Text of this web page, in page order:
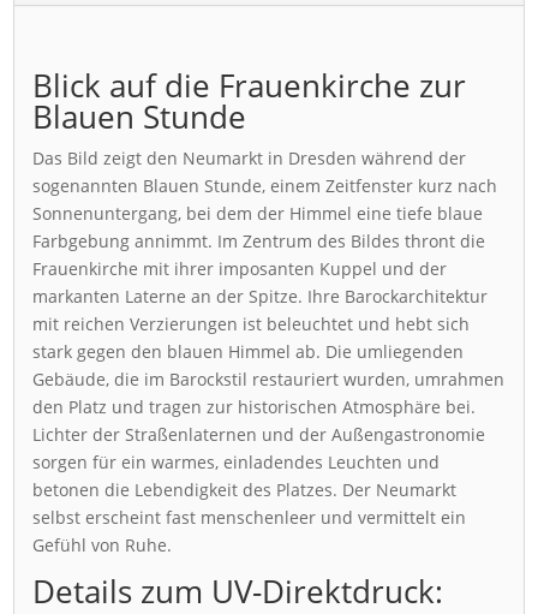
Blick auf die Frauenkirche zur
Blauen Stunde
Das Bild zeigt den Neumarkt in Dresden während der
sogenannten Blauen Stunde, einem Zeitfenster kurz nach
Sonnenuntergang, bei dem der Himmel eine tiefe blaue
Farbgebung annimmt. Im Zentrum des Bildes thront die
Frauenkirche mit ihrer imposanten Kuppel und der
markanten Laterne an der Spitze. Ihre Barockarchitektur
mit reichen Verzierungen ist beleuchtet und hebt sich
stark gegen den blauen Himmel ab. Die umliegenden
Gebäude, die im Barockstil restauriert wurden, umrahmen
den Platz und tragen zur historischen Atmosphäre bei.
Lichter der Straßenlaternen und der Außengastronomie
sorgen für ein warmes, einladendes Leuchten und
betonen die Lebendigkeit des Platzes. Der Neumarkt
selbst erscheint fast menschenleer und vermittelt ein
Gefühl von Ruhe.
Details zum UV-Direktdruck: